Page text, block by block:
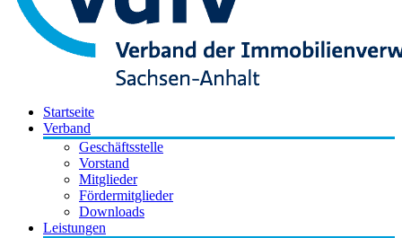
Startseite
Verband
Geschäftsstelle
Vorstand
Mitglieder
Fördermitglieder
Downloads
Leistungen